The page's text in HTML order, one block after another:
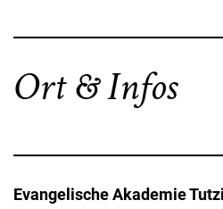
Ort & Infos
Evangelische Akademie